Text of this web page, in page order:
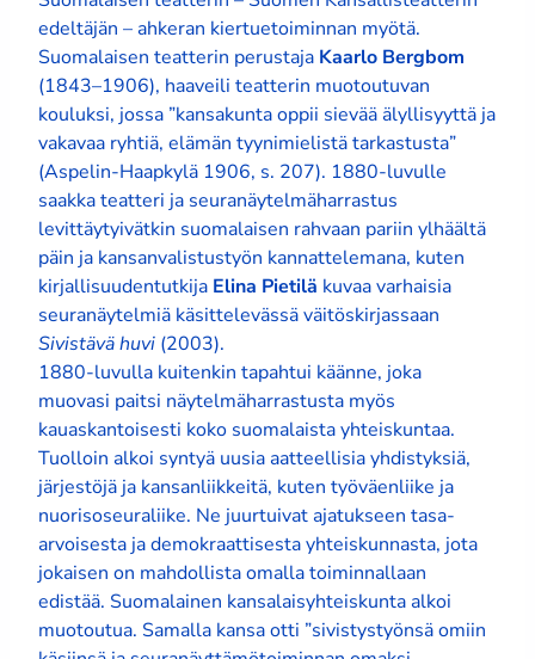
edeltäjän – ahkeran kiertuetoiminnan myötä.
Suomalaisen teatterin perustaja Kaarlo Bergbom
(1843–1906), haaveili teatterin muotoutuvan
kouluksi, jossa ”kansakunta oppii sievää älyllisyyttä ja
vakavaa ryhtiä, elämän tyynimielistä tarkastusta”
(Aspelin-Haapkylä 1906, s. 207). 1880-luvulle
saakka teatteri ja seuranäytelmäharrastus
levittäytyivätkin suomalaisen rahvaan pariin ylhäältä
päin ja kansanvalistustyön kannattelemana, kuten
kirjallisuudentutkija Elina Pietilä kuvaa varhaisia
seuranäytelmiä käsittelevässä väitöskirjassaan
Sivistävä huvi (2003).
1880-luvulla kuitenkin tapahtui käänne, joka
muovasi paitsi näytelmäharrastusta myös
kauaskantoisesti koko suomalaista yhteiskuntaa.
Tuolloin alkoi syntyä uusia aatteellisia yhdistyksiä,
järjestöjä ja kansanliikkeitä, kuten työväenliike ja
nuorisoseuraliike. Ne juurtuivat ajatukseen tasa-
arvoisesta ja demokraattisesta yhteiskunnasta, jota
jokaisen on mahdollista omalla toiminnallaan
edistää. Suomalainen kansalaisyhteiskunta alkoi
muotoutua. Samalla kansa otti ”sivistystyönsä omiin